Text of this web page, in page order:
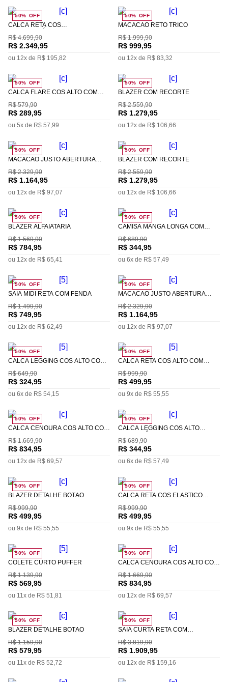
50% OFF
CALCA RETA CÓS
R$ 4.699,90
R$ 2.349,95
ou 12x de R$ 195,82
50% OFF
MACACAO RETO TRICÔ
R$ 1.999,90
R$ 999,95
ou 12x de R$ 83,32
50% OFF
CALCA FLARE CÓS ALTO COM
R$ 579,90
R$ 289,95
ou 5x de R$ 57,99
50% OFF
BLAZER COM RECORTE
R$ 2.559,90
R$ 1.279,95
ou 12x de R$ 106,66
50% OFF
MACACAO JUSTO ABERTURA
R$ 2.329,90
R$ 1.164,95
ou 12x de R$ 97,07
50% OFF
BLAZER COM RECORTE
R$ 2.559,90
R$ 1.279,95
ou 12x de R$ 106,66
50% OFF
BLAZER ALFAIATARIA
R$ 1.569,90
R$ 784,95
ou 12x de R$ 65,41
50% OFF
CAMISA MANGA LONGA COM
R$ 689,90
R$ 344,95
ou 6x de R$ 57,49
50% OFF
SAIA MIDI RETA COM FENDA
R$ 1.499,90
R$ 749,95
ou 12x de R$ 62,49
50% OFF
MACACAO JUSTO ABERTURA
R$ 2.329,90
R$ 1.164,95
ou 12x de R$ 97,07
50% OFF
CALCA LEGGING CÓS ALTO COM
R$ 649,90
R$ 324,95
ou 6x de R$ 54,15
50% OFF
CALCA RETA CÓS ALTO COM
R$ 999,90
R$ 499,95
ou 9x de R$ 55,55
50% OFF
CALCA CENOURA CÓS ALTO COM
R$ 1.669,90
R$ 834,95
ou 12x de R$ 69,57
50% OFF
CALCA LEGGING CÓS ALTO
R$ 689,90
R$ 344,95
ou 6x de R$ 57,49
50% OFF
BLAZER DETALHE BOTÃO
R$ 999,90
R$ 499,95
ou 9x de R$ 55,55
50% OFF
CALCA RETA CÓS ELÁSTICO
R$ 999,90
R$ 499,95
ou 9x de R$ 55,55
50% OFF
COLETE CURTO PUFFER
R$ 1.139,90
R$ 569,95
ou 11x de R$ 51,81
50% OFF
CALCA CENOURA CÓS ALTO COM
R$ 1.669,90
R$ 834,95
ou 12x de R$ 69,57
50% OFF
BLAZER DETALHE BOTÃO
R$ 1.159,90
R$ 579,95
ou 11x de R$ 52,72
50% OFF
SAIA CURTA RETA COM
R$ 3.819,90
R$ 1.909,95
ou 12x de R$ 159,16